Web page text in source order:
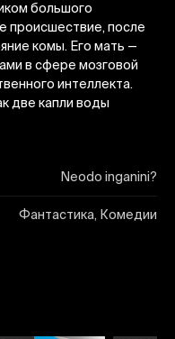
большого
происшествие, после
комы. Его мать —
в сфере мозговой
интеллекта.
две капли воды
Neodo inganini?
Фантастика, Комедии